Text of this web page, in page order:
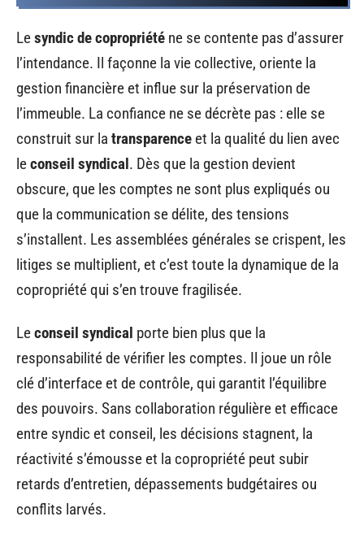
Lesyndic de copropriété ne se contente pas d’assurer
l’intendance. Il façonne la vie collective, oriente la
gestion financière et influe sur la préservation de
l’immeuble. La confiance ne se décrète pas : elle se
construit sur la transparence et la qualité du lien avec
leconseil syndical. Dès que la gestion devient
obscure, que les comptes ne sont plus expliqués ou
que la communication se délite, des tensions
s’installent. Les assemblées générales se crispent, les
litiges se multiplient, et c’est toute la dynamique de la
copropriété qui s’en trouve fragilisée.
Leconseil syndical porte bien plus que la
responsabilité de vérifier les comptes. Il joue un rôle
clé d’interface et de contrôle, qui garantit l’équilibre
des pouvoirs. Sans collaboration régulière et efficace
entre syndic et conseil, les décisions stagnent, la
réactivité s’émousse et la copropriété peut subir
retards d’entretien, dépassements budgétaires ou
conflits larvés.